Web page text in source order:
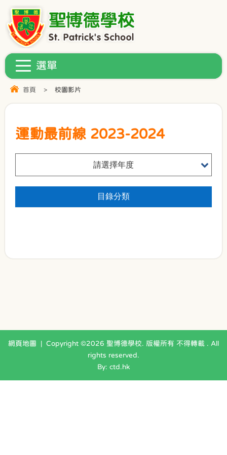
首頁 > 校園影片
運動最前線 2023-2024
請選擇年度
目錄分類
網頁地圖 | Copyright ©2026 聖博德學校. 版權所有 不得轉載 . All
rights reserved.
By: ctd.hk